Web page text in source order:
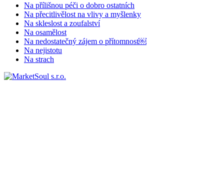
Na přílišnou péči o dobro ostatních
Na přecitlivělost na vlivy a myšlenky
Na skleslost a zoufalství
Na osamělost
Na nedostatečný zájem o přítomnost￼
Na nejistotu
Na strach